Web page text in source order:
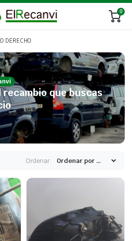
0
DERECHO
que buscas
Ordenar: